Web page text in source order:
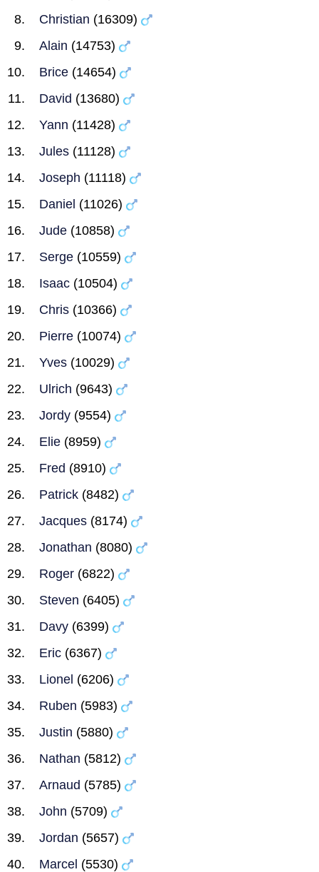
Christian (16309)
Alain (14753)
Brice (14654)
David (13680)
Yann (11428)
Jules (11128)
Joseph (11118)
Daniel (11026)
Jude (10858)
Serge (10559)
Isaac (10504)
Chris (10366)
Pierre (10074)
Yves (10029)
Ulrich (9643)
Jordy (9554)
Elie (8959)
Fred (8910)
Patrick (8482)
Jacques (8174)
Jonathan (8080)
Roger (6822)
Steven (6405)
Davy (6399)
Eric (6367)
Lionel (6206)
Ruben (5983)
Justin (5880)
Nathan (5812)
Arnaud (5785)
John (5709)
Jordan (5657)
Marcel (5530)